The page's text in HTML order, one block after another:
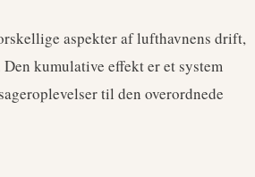
aspekter af lufthavnens drift,
Den kumulative effekt er et system
til den overordnede